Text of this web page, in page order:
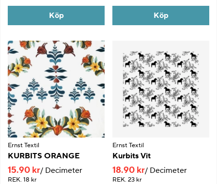
Köp Köp
Ernst Textil
KURBITS ORANGE
15.90 kr Decimeter
REK. 18 kr
Ernst Textil
Kurbits Vit
18.90 kr Decimeter
REK. 23 kr